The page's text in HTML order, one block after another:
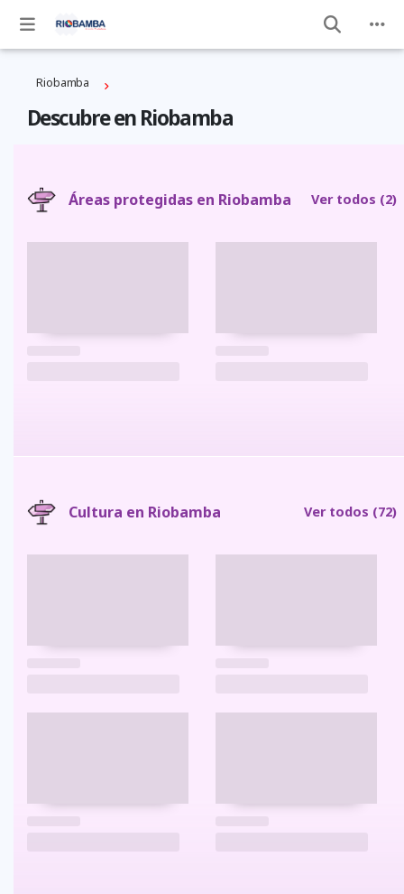
Riobamba
Descubre en Riobamba
Áreas protegidas en Riobamba Ver todos (2)
Cultura en Riobamba Ver todos (72)